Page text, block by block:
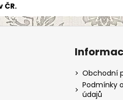
ČR.
Obchodní
Podmínky
údajů